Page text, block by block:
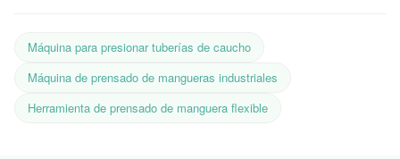
Máquina para presionar tuberías de caucho
Máquina de prensado de mangueras industriales
Herramienta de prensado de manguera flexible